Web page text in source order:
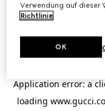
Application error: a
loading
Verwendung auf dieser
Richtlinie.
OK